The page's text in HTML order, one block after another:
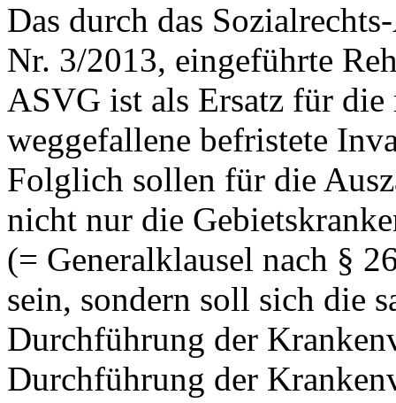
Das durch das
Nr. 3/2013, eingeführte
ASVG ist als Ersatz für
weggefallene befristete
Folglich sollen für die
nicht nur die
(= Generalklausel nach §
sein, sondern soll sich die
Durchführung der
Durchführung der